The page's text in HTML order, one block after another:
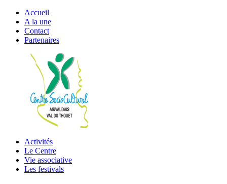
Accueil
A la une
Contact
Partenaires
Activités
Le Centre
Vie associative
Les festivals